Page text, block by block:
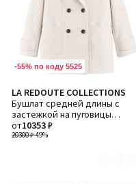
-55% по коду 5525
LA REDOUTE COLLECTIONS
Бушлат средней длины с
застежкой на пуговицы
зимний
20300 ₽-49%
от10353 ₽
Количество
цветов:
2